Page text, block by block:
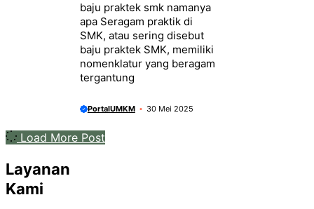
baju praktek smk namanya
apa Seragam praktik di
SMK, atau sering disebut
baju praktek SMK, memiliki
nomenklatur yang beragam
tergantung
PortalUMKM 30 Mei 2025
Load More Post
Layanan
Kami